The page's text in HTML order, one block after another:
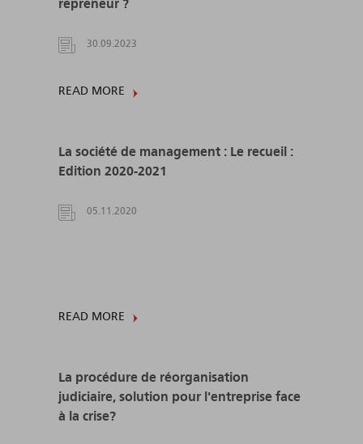
repreneur ?
30.09.2023
READ MORE
La société de management : Le recueil :
Edition 2020-2021
05.11.2020
READ MORE
La procédure de réorganisation
judiciaire, solution pour l'entreprise face
à la crise?